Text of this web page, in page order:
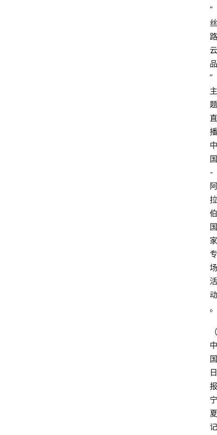
“
丝
路
云
品
”
主
题
直
播
中
国
-
阿
拉
伯
国
家
专
场
活
动
。
（
中
国
日
报
宁
夏
记